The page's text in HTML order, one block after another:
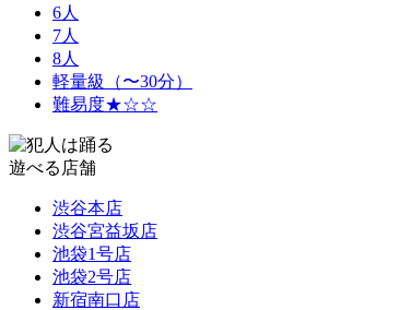
6人
7人
8人
軽量級（〜30分）
難易度★☆☆
遊べる店舗
渋谷本店
渋谷宮益坂店
池袋1号店
池袋2号店
新宿南口店